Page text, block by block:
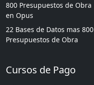
800 Presupuestos de Obra
en Opus
22 Bases de Datos mas 800
Presupuestos de Obra
Cursos de Pago